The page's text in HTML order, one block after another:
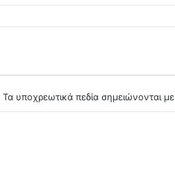
Τα υποχρεωτικά πεδία σημειώνονται με